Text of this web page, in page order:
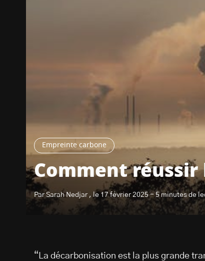
Empreinte carbone
Comment réussir
Par Sarah Nedjar , le 17 février 2025 - 5 minutes de
“La décarbonisation est la plus grande
Les
Transition